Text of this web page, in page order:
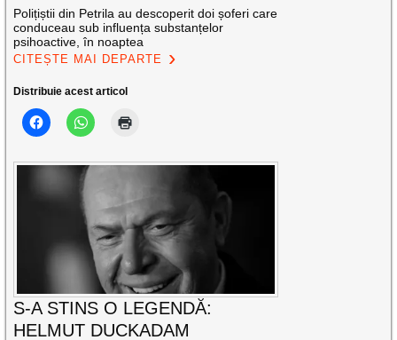
Polițiștii din Petrila au descoperit doi șoferi care
conduceau sub influența substanțelor
psihoactive, în noaptea
CITEȘTE MAI DEPARTE
Distribuie acest articol
S-A STINS O LEGENDĂ:
HELMUT DUCKADAM